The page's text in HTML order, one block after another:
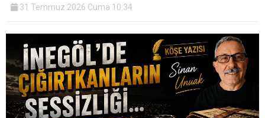
31 Temmuz 2026 Cuma 10:34